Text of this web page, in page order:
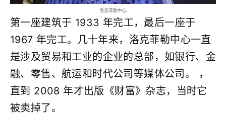
洛克菲勒中心
第一座建筑于 1933 年完工，最后一座于
1967 年完工。几十年来，洛克菲勒中心一直
是涉及贸易和工业的企业的总部，如银行、金
融、零售、航运和时代公司等媒体公司。 ，
直到 2008 年才出版《财富》杂志，当时它
被卖掉了。